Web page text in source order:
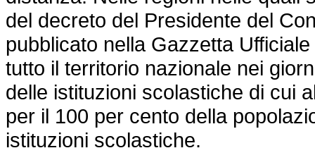
del decreto del Presidente del
pubblicato nella Gazzetta
tutto il territorio nazionale nei
delle istituzioni scolastiche di cui
per il 100 per cento della
istituzioni scolastiche.